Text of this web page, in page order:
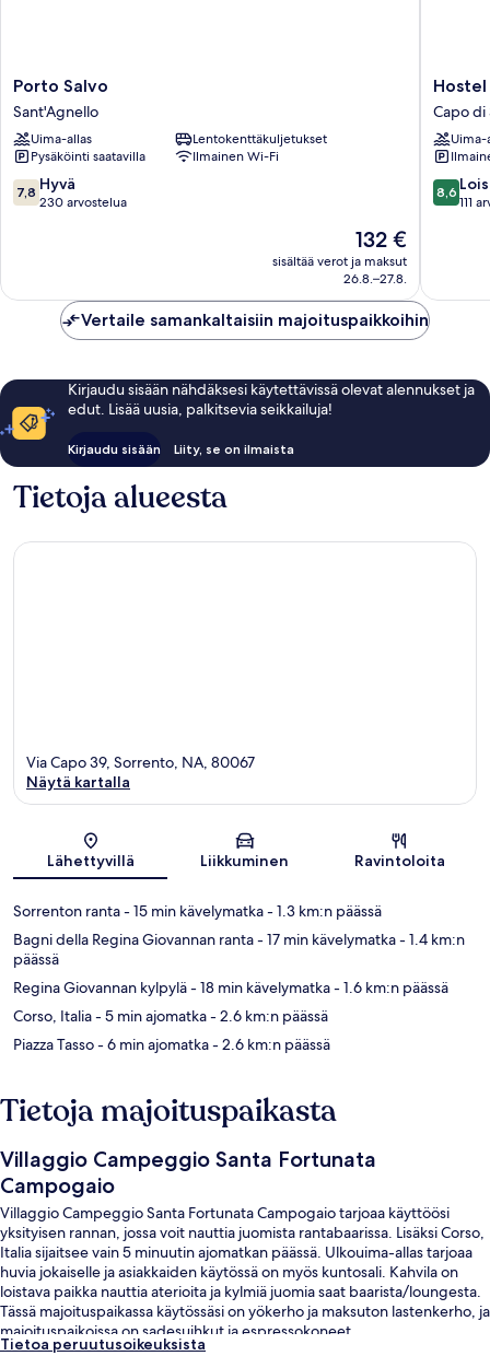
Porto
Salvo
Sant'Agnello
Porto Salvo
Sant'Agnello
Uima-allas
Lentokenttäkuljetukset
Pysäköinti saatavilla
Ilmainen Wi-Fi
7.8
kautta
7,8 Hyvä
230 arvostelua
Hinta
132 €
132 €
sisältää verot ja maksut
26.8.–27.8.
Hostel
&
Santa
Capo
di
Capo
Uima-
8.6
kautta
8,6
111
Vertaile samankaltaisiin majoituspaikkoihin
Kirjaudu sisään nähdäksesi käytettävissä olevat alennukset ja
edut. Lisää uusia, palkitsevia seikkailuja!
Kirjaudu sisään Liity, se on ilmaista
Tietoja alueesta
Kartta
Via Capo 39, Sorrento, NA, 80067
Näytä kartalla
Lähettyvillä Liikkuminen Ravintoloita
Sorrenton ranta- 15 min kävelymatka- 1.3 km:n päässä
Bagni della Regina Giovannan ranta- 17 min kävelymatka- 1.4 km:n
päässä
Regina Giovannan kylpylä- 18 min kävelymatka- 1.6 km:n päässä
Corso, Italia- 5 min ajomatka- 2.6 km:n päässä
Piazza Tasso- 6 min ajomatka- 2.6 km:n päässä
Tietoja majoituspaikasta
Villaggio Campeggio Santa Fortunata
Campogaio
Villaggio Campeggio Santa Fortunata Campogaio tarjoaa käyttöösi
yksityisen rannan, jossa voit nauttia juomista rantabaarissa. Lisäksi Corso,
Italia sijaitsee vain 5 minuutin ajomatkan päässä. Ulkouima-allas tarjoaa
huvia jokaiselle ja asiakkaiden käytössä on myös kuntosali. Kahvila on
loistava paikka nauttia aterioita ja kylmiä juomia saat baarista/loungesta.
Tässä majoituspaikassa käytössäsi on yökerho ja maksuton lastenkerho, ja
majoituspaikoissa on sadesuihkut ja espressokoneet.
Tietoa peruutusoikeuksista